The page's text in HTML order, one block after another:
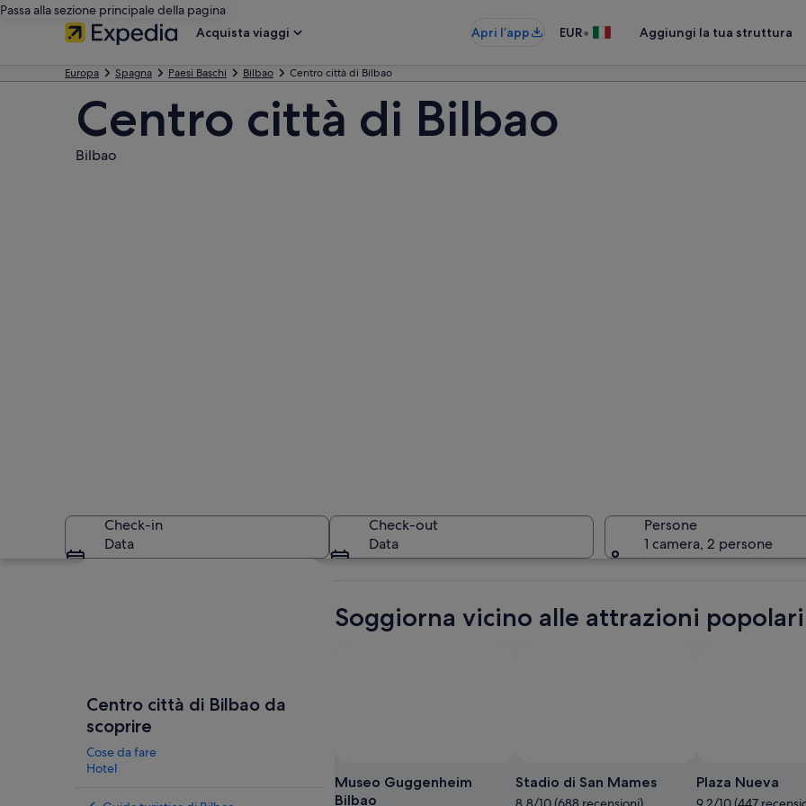
Passa alla sezione principale della pagina
Acquista viaggi
Apri l’app EUR• Aggiungi la tua struttura
Europa Spagna Paesi Baschi Bilbao Centro città di Bilbao
Centro città di Bilbao
Bilbao
Interno
Check-in
Data
Check-out
Data
Persone
1 camera, 2 persone
Centro città di Bilbao da
scoprire
Cose da fare
Hotel
Soggiorna vicino alle attrazioni
Museo Guggenheim
Bilbao
Stadio di San Mames Plaza Nueva